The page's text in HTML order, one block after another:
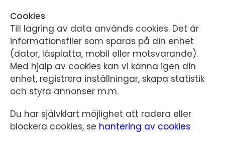
Cookies
Till lagring av data används cookies. Det är
informationsfiler som sparas på din enhet
(dator, läsplatta, mobil eller motsvarande).
Med hjälp av cookies kan vi känna igen din
enhet, registrera inställningar, skapa statistik
och styra annonser m.m.
Du har självklart möjlighet att radera eller
blockera cookies, se hantering av cookies